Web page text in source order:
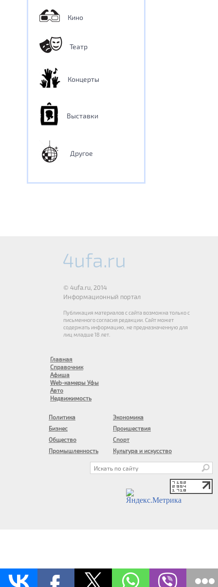
Кино
Театр
Концерты
Выставки
Другое
© 4ufa.ru, 2014
Информационный портал
Публикация материалов с сайта возможна только с
письменного согласия редакции. Сайт может
содержать информацию, не предназначенную для
лиц младше 18 лет.
Главная
Справочник
Афиша
Web-камеры Уфы
Авто
Недвижимость
Политика
Бизнес
Общество
Промышленность
Экономика
Проишествия
Спорт
Культура и искусство